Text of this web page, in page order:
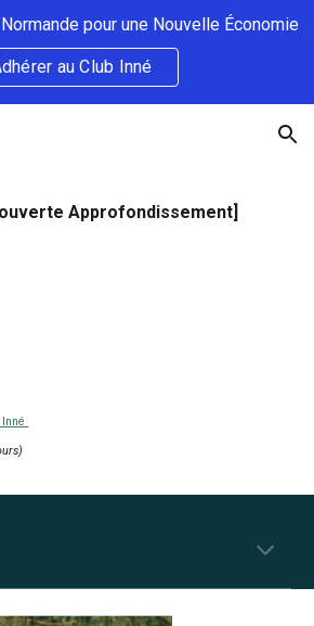
pour une Nouvelle Économie
au Club Inné
Approfondissement]